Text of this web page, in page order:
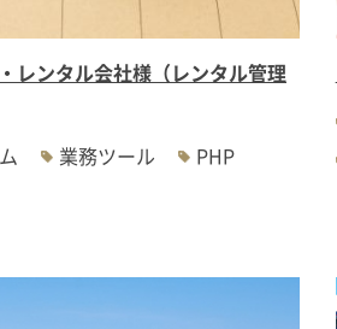
レンタル会社様（レンタル管理
業務ツール
PHP